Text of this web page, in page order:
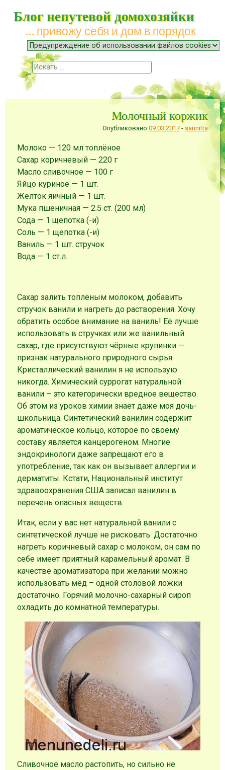
Блог непутевой домохозяйки
… привожу себя и дом в порядок
Меню
Наверх
Поиск
Молочный коржик
Опубликовано 09.03.2017- sannitta
Молоко — 120 млтоплёное
Сахар коричневый —220 г
Масло сливочное — 100 г
Яйцо куриное — 1 шт.
Желток яичный — 1 шт.
Мука пшеничная —2.5 ст. (200 мл)
Сода — 1 щепотка (-и)
Соль — 1 щепотка (-и)
Ваниль — 1 шт. стручок
Вода — 1 ст.л.
Сахар залить топлёным молоком, добавить
стручок ванили и нагреть до растворения. Хочу
обратить особое внимание на ваниль! Её лучше
использовать в стручках или же ванильный
сахар, где присутствуют чёрные крупинки —
признак натурального природного сырья.
Кристаллический ванилин я не использую
никогда. Химический суррогат натуральной
ванили – это категорически вредное вещество.
Об этом из уроков химии знает даже моя дочь-
школьница. Синтетический ванилин содержит
ароматическое кольцо, которое по своему
составу является канцерогеном. Многие
эндокринологи даже запрещают его в
употребление, так как он вызывает аллергии и
дерматиты. Кстати, Национальный институт
здравоохранения США записал ванилин в
перечень опасных веществ.
Итак, если у вас нет натуральной ванили с
синтетической лучше не рисковать. Достаточно
нагреть коричневый сахар с молоком, он сам по
себе имеет приятный карамельный аромат. В
качестве ароматизатора при желании можно
использовать мёд – одной столовой ложки
достаточно. Горячий молочно-сахарный сироп
охладить до комнатной температуры.
Сливочное масло растопить, но сильно не